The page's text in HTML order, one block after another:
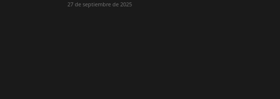
27 de septiembre de 2025